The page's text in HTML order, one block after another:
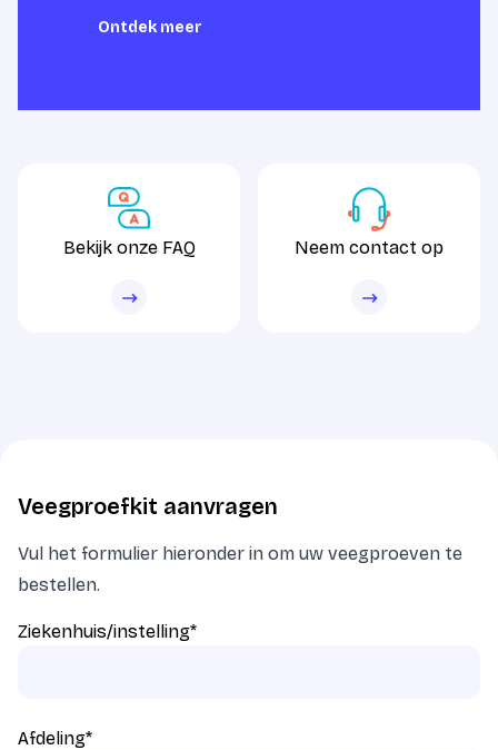
Ontdek meer
Bekijk onze FAQ Neem contact op
Veegproefkit aanvragen
Vul het formulier hieronder in om uw veegproeven te
bestellen.
Ziekenhuis/instelling*
Afdeling*